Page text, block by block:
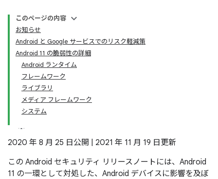
このページの内容
お知らせ
Android と Google サービスでのリスク軽減策
Android 11 の脆弱性の詳細
Android ランタイム
フレームワーク
ライブラリ
メディア フレームワーク
システム
2020 年 8 月 25 日公開 | 2021 年 11 月 19 日更新
この Android セキュリティ リリースノートには、Android
11 の一環として対処した、Android デバイスに影響を及ぼ